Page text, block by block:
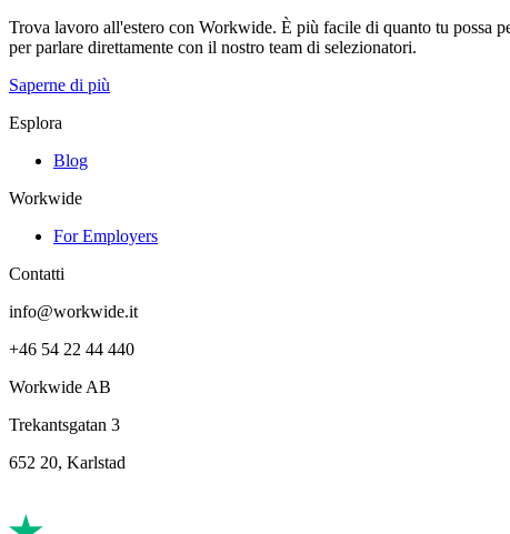
Trova lavoro all'estero con Workwide. È più facile di quanto tu possa
per parlare direttamente con il nostro team di selezionatori.
Saperne di più
Esplora
Blog
Workwide
For Employers
Contatti
info@workwide.it
+46 54 22 44 440
Workwide AB
Trekantsgatan 3
652 20, Karlstad